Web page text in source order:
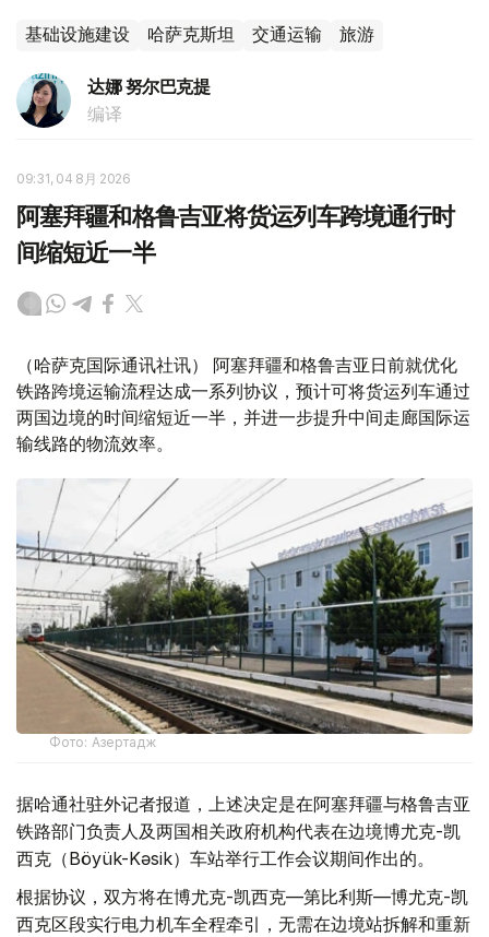
基础设施建设 哈萨克斯坦 交通运输 旅游
达娜 努尔巴克提
编译
09:31, 04 8月 2026
阿塞拜疆和格鲁吉亚将货运列车跨境通行时
间缩短近一半
（哈萨克国际通讯社讯） 阿塞拜疆和格鲁吉亚日前就优化
铁路跨境运输流程达成一系列协议，预计可将货运列车通过
两国边境的时间缩短近一半，并进一步提升中间走廊国际运
输线路的物流效率。
Фото: Азертадж
据哈通社驻外记者报道，上述决定是在阿塞拜疆与格鲁吉亚
铁路部门负责人及两国相关政府机构代表在边境博尤克-凯
西克（Böyük-Kəsik）车站举行工作会议期间作出的。
根据协议，双方将在博尤克-凯西克—第比利斯—博尤克-凯
西克区段实行电力机车全程牵引，无需在边境站拆解和重新